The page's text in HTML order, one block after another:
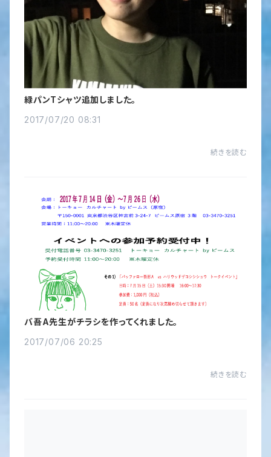
緑パンTシャツ追加しました。
2017/07/20 08:31
続きを読む
バ吾A先生がチラシを作ってくれました。
2017/07/06 20:25
続きを読む